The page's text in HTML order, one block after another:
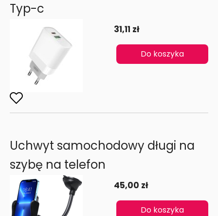
Typ-c
31,11 zł
Do koszyka
Uchwyt samochodowy długi na
szybę na telefon
45,00 zł
Do koszyka